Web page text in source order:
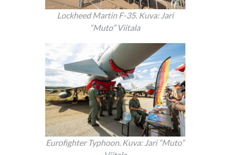
Lockheed Martin F-35. Kuva: Jari
“Muto” Viitala
Eurofighter Typhoon. Kuva: Jari “Muto”